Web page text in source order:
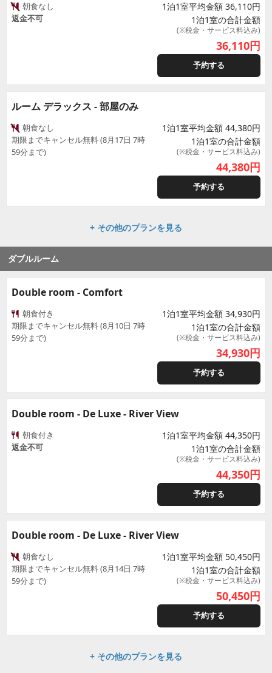
朝食なし
返金不可
1泊1室平均金額 36,110円
1泊1室の合計金額
(※税金・サービス料込み)
36,110円
予約する
ルーム デラックス - 部屋のみ
朝食なし
期限までキャンセル無料 (8月17日 7時
59分まで)
1泊1室平均金額 44,380円
1泊1室の合計金額
(※税金・サービス料込み)
44,380円
予約する
+ その他のプランを見る
ダブルルーム
Double room - Comfort
朝食付き
期限までキャンセル無料 (8月10日 7時
59分まで)
1泊1室平均金額 34,930円
1泊1室の合計金額
(※税金・サービス料込み)
34,930円
予約する
Double room - De Luxe - River View
朝食付き
返金不可
1泊1室平均金額 44,350円
1泊1室の合計金額
(※税金・サービス料込み)
44,350円
予約する
Double room - De Luxe - River View
朝食なし
期限までキャンセル無料 (8月14日 7時
59分まで)
1泊1室平均金額 50,450円
1泊1室の合計金額
(※税金・サービス料込み)
50,450円
予約する
+ その他のプランを見る